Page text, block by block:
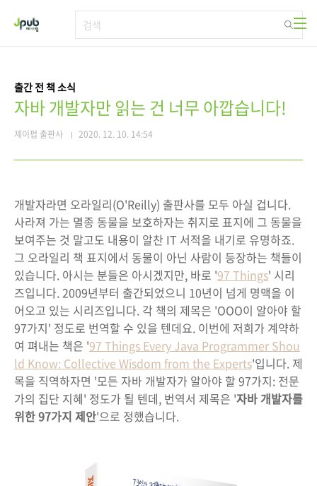
출간 전 책 소식
자바 개발자만 읽는 건 너무 아깝습니다!
제이펍 출판사 2020. 12. 10. 14:54
개발자라면 오라일리(O'Reilly) 출판사를 모두 아실 겁니다.
사라져 가는 멸종 동물을 보호하자는 취지로 표지에 그 동물을
보여주는 것 말고도 내용이 알찬 IT 서적을 내기로 유명하죠.
그 오라일리 책 표지에서 동물이 아닌 사람이 등장하는 책들이
있습니다. 아시는 분들은 아시겠지만, 바로 '97 Things' 시리
즈입니다. 2009년부터 출간되었으니 10년이 넘게 명맥을 이
어오고 있는 시리즈입니다. 각 책의 제목은 'OOO이 알아야 할
97가지' 정도로 번역할 수 있을 텐데요. 이번에 저희가 계약하
여 펴내는 책은 '97 Things Every Java Programmer Shou
ld Know: Collective Wisdom from the Experts'입니다. 제
목을 직역하자면 '모든 자바 개발자가 알아야 할 97가지: 전문
가의 집단 지혜' 정도가 될 텐데, 번역서 제목은 '자바 개발자를
위한 97가지 제안'으로 정했습니다.